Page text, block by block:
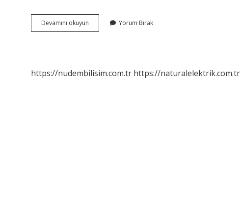
Devamını okuyun
Kaç
Yorum Bırak
https://nudembilisim.com.tr https://naturalelektrik.com.tr